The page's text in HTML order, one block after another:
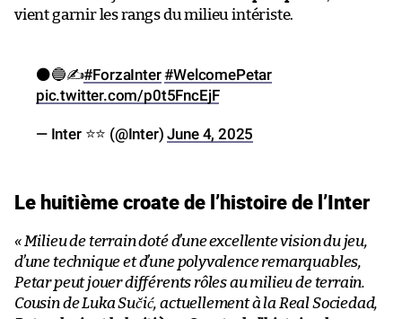
vient garnir les rangs du milieu intériste.
⚫🔵✍️#ForzaInter#WelcomePetar
pic.twitter.com/p0t5FncEjF
— Inter ⭐⭐ (@Inter)June 4, 2025
Le huitième croate de l’histoire de l’Inter
« Milieu de terrain doté d’une excellente vision du jeu,
d’une technique et d’une polyvalence remarquables,
Petar peut jouer différents rôles au milieu de terrain.
Cousin de Luka Sučić, actuellement à la Real Sociedad,